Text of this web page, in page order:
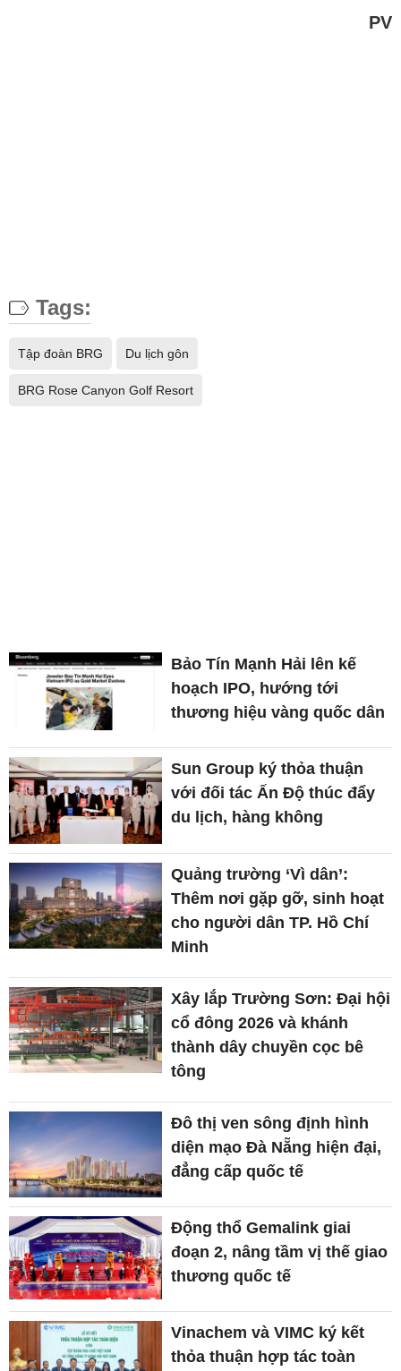
PV
Tags:
Tập đoàn BRG Du lịch gôn
BRG Rose Canyon Golf Resort
Bảo Tín Mạnh Hải lên kế
hoạch IPO, hướng tới
thương hiệu vàng quốc dân
Sun Group ký thỏa thuận
với đối tác Ấn Độ thúc đẩy
du lịch, hàng không
Quảng trường ‘Vì dân’:
Thêm nơi gặp gỡ, sinh hoạt
cho người dân TP. Hồ Chí
Minh
Xây lắp Trường Sơn: Đại hội
cổ đông 2026 và khánh
thành dây chuyền cọc bê
tông
Đô thị ven sông định hình
diện mạo Đà Nẵng hiện đại,
đẳng cấp quốc tế
Động thổ Gemalink giai
đoạn 2, nâng tầm vị thế giao
thương quốc tế
Vinachem và VIMC ký kết
thỏa thuận hợp tác toàn